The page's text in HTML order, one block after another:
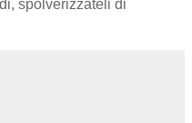
spolverizzateli di